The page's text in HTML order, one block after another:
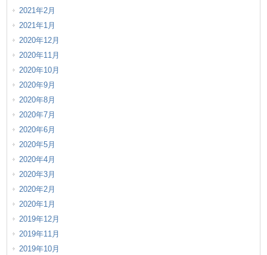
2021年2月
2021年1月
2020年12月
2020年11月
2020年10月
2020年9月
2020年8月
2020年7月
2020年6月
2020年5月
2020年4月
2020年3月
2020年2月
2020年1月
2019年12月
2019年11月
2019年10月